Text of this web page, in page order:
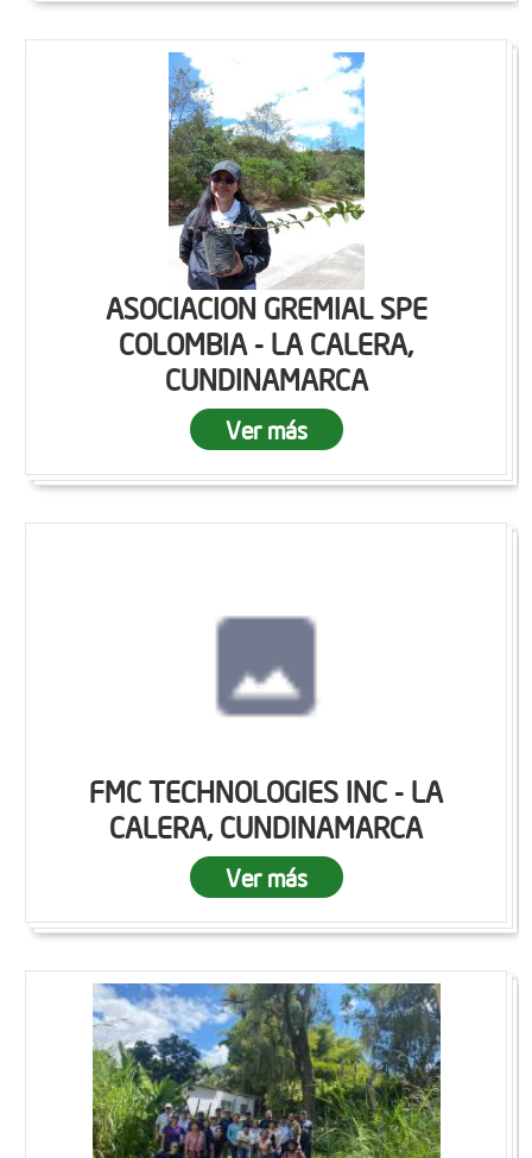
ASOCIACION GREMIAL SPE
COLOMBIA - LA CALERA,
CUNDINAMARCA
Ver más
FMC TECHNOLOGIES INC - LA
CALERA, CUNDINAMARCA
Ver más